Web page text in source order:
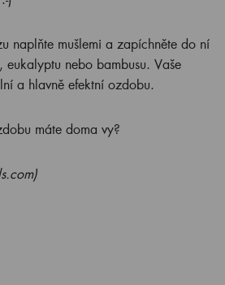
naplňte mušlemi a zapíchněte do ní
eukalyptu nebo bambusu. Vaše
a hlavně efektní ozdobu.
máte doma vy?